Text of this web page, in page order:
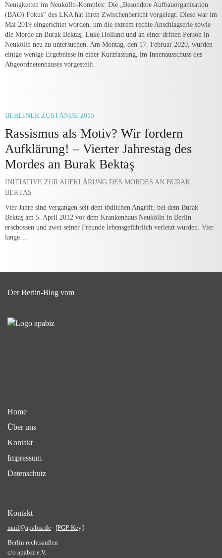
Neuigkeiten im Neukölln-Komplex: Die „Besondere Aufbauorganisation
(BAO) Fokus“ des LKA hat ihren Zwischenbericht vorgelegt. Diese war im
Mai 2019 eingerichtet worden, um die extrem rechte Anschlagserie sowie
die Morde an Burak Bektaş, Luke Holland und an einer dritten Person in
Neukölln neu zu untersuchen. Am Montag, den 17. Februar 2020, wurden
einige wenige Ergebnisse in einer Kurzfassung, im Innenausschuss des
Abgeordnetenhauses vorgestellt.
BERLINER ZUSTÄNDE 2015
Rassismus als Motiv? Wir fordern
Aufklärung! – Vierter Jahrestag des
Mordes an Burak Bektaş
INITIATIVE ZUR AUFKLÄRUNG DES MORDES AN BURAK
BEKTAŞ
Vier Jahre sind vergangen seit dem tödlichen Angriff, bei dem Burak
Bektaş am 5. April 2012 vor dem Krankenhaus Neukölln in Berlin
erschossen und zwei seiner Freunde lebensgefährlich verletzt wurden. Vier
lange…
Der Berlin-Blog vom
Home
Über uns
Kontakt
Impressum
Datenschutz
Kontakt
mail@apabiz.de [PGP-Key]
Berlin rechtsaußen
c/o apabiz e.V.